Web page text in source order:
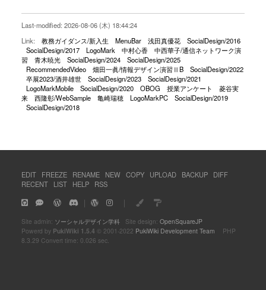
Last-modified: 2026-08-06 (木) 18:44:24
Link:
教務ガイダンス/新入生 MenuBar 浅田真優花
SocialDesign/2016
SocialDesign/2017
LogoMark 中村心香
中西華子/通信ネットワーク演
習
青木暁光 SocialDesign/2024
SocialDesign/2025
RecommendedVideo
畑田一眞/情報デザイン演習ⅡB
SocialDesign/2022
卒展2023/酒井雄世
SocialDesign/2023
SocialDesign/2021
LogoMarkMobile
SocialDesign/2020 OBOG 授業アンケート
菱谷実
来
西隆彰/WebSample 亀崎瑞穂 LogoMarkPC
SocialDesign/2019
SocialDesign/2018
EDIT FREEZE RENAME NEW COPY UPLOAD BACKUP
DIFF
RECENT
LIST HELP RSS
｜ ｜
Site admin: ソーシャルデザイン学科Site design: OpenSquareJP
Powerd by PukiWiki 1.5.4 © 2001-2022 PukiWiki Development Team PHP
8.3.29 Convert time: 0.026 sec.